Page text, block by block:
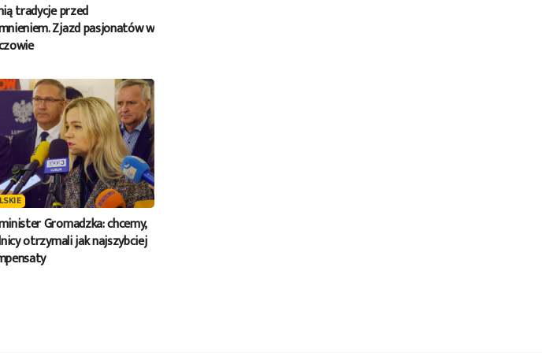
tradycje przed
Zjazd pasjonatów w
Gromadzka: chcemy,
otrzymali jak najszybciej